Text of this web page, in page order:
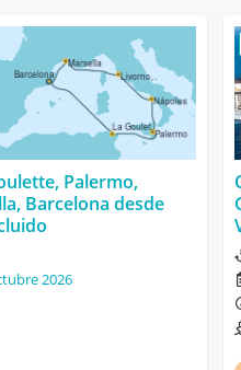
Palermo,
Barcelona desde
2026